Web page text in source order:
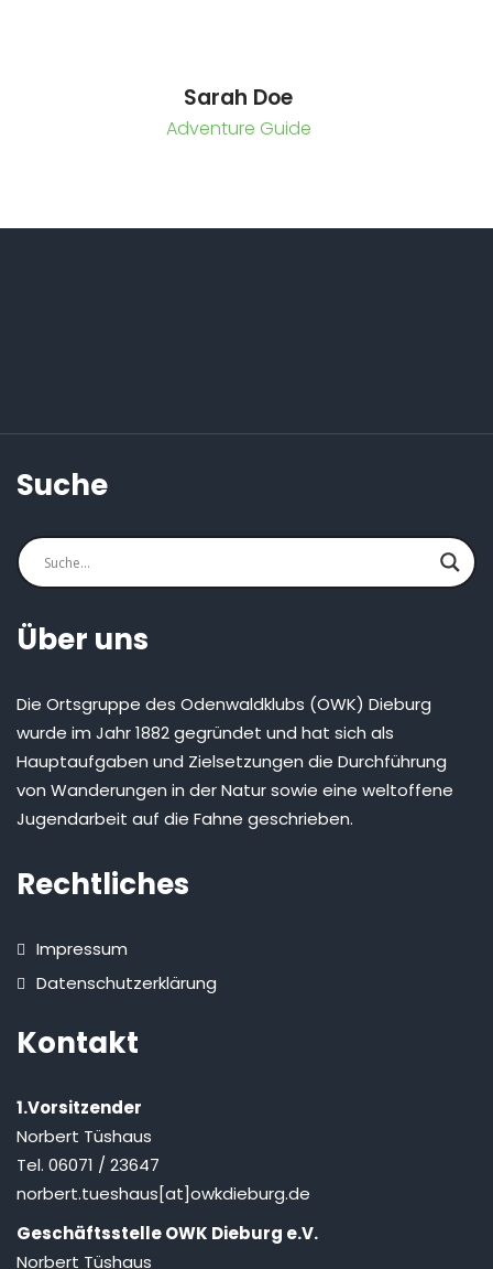
Sarah Doe
Adventure Guide
Suche
Über uns
Die Ortsgruppe des Odenwaldklubs (OWK) Dieburg
wurde im Jahr 1882 gegründet und hat sich als
Hauptaufgaben und Zielsetzungen die Durchführung
von Wanderungen in der Natur sowie eine weltoffene
Jugendarbeit auf die Fahne geschrieben.
Rechtliches
Impressum
Datenschutzerklärung
Kontakt
1.Vorsitzender
Norbert Tüshaus
Tel. 06071 / 23647
norbert.tueshaus[at]owkdieburg.de
Geschäftsstelle OWK Dieburg e.V.
Norbert Tüshaus